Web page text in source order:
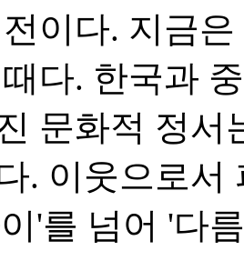
이다. 지금
다. 한국과
문화적 정
. 이웃으로서
'를 넘어 '다